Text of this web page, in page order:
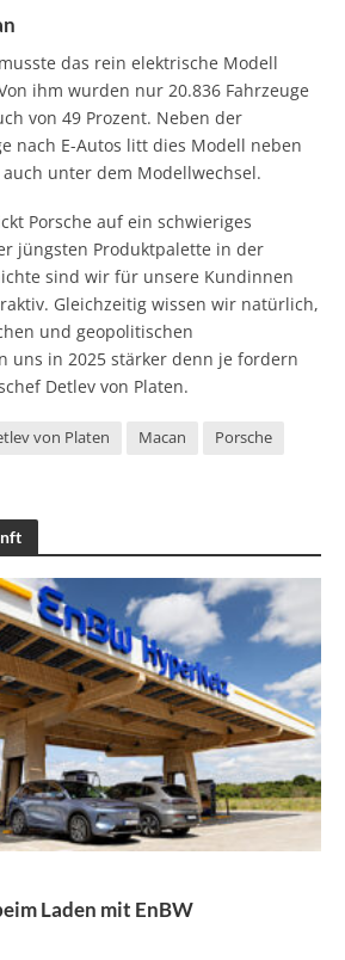
das rein elektrische Modell
ihm wurden nur 20.836 Fahrzeuge
von 49 Prozent. Neben der
nach E-Autos litt dies Modell neben
unter dem Modellwechsel.
Porsche auf ein schwieriges
jüngsten Produktpalette in der
sind wir für unsere Kundinnen
Gleichzeitig wissen wir natürlich,
und geopolitischen
uns in 2025 stärker denn je fordern
Detlev von Platen.
von Platen Macan
Porsche
Laden mit EnBW